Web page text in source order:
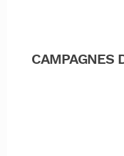
CAMPAGNES